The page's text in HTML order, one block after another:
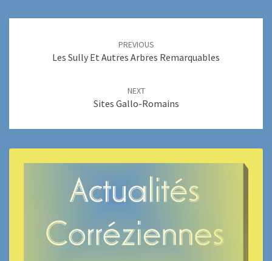
PREVIOUS
Les Sully Et Autres Arbres Remarquables
NEXT
Sites Gallo-Romains